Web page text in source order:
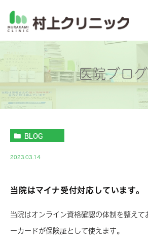
医院ブログ
BLOG
2023.03.14
当院はマイナ受付対応しています。
当院はオンライン資格確認の体制を整え
ーカードが保険証として使えます。